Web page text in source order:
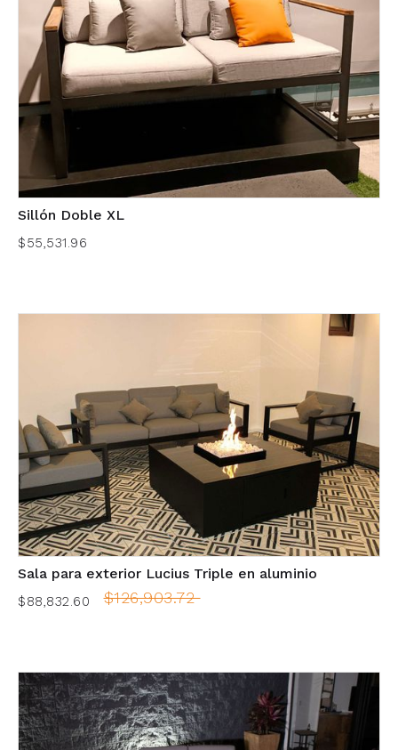
Sillón Doble XL
$55,531.96
Sala para exterior Lucius Triple en aluminio
$88,832.60 $126,903.72